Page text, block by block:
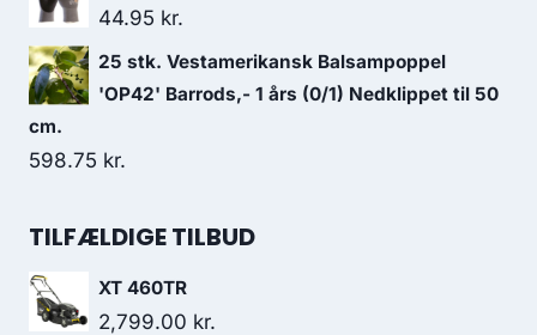
44.95 kr.
25 stk. Vestamerikansk Balsampoppel
'OP42' Barrods,- 1 års (0/1) Nedklippet til 50
cm.
598.75 kr.
TILFÆLDIGE TILBUD
XT 460TR
2,799.00 kr.